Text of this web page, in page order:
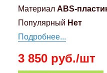
Материал ABS-
Популярный Нет
Подробнее...
3 850 руб./шт